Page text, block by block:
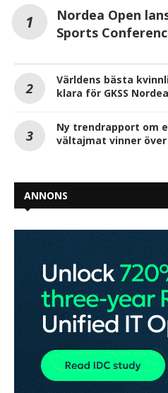
Nordea Open
Sports
Världens bästa
klara för GKSS
Ny trendrapport om
vältajmat vinner
ANNONS